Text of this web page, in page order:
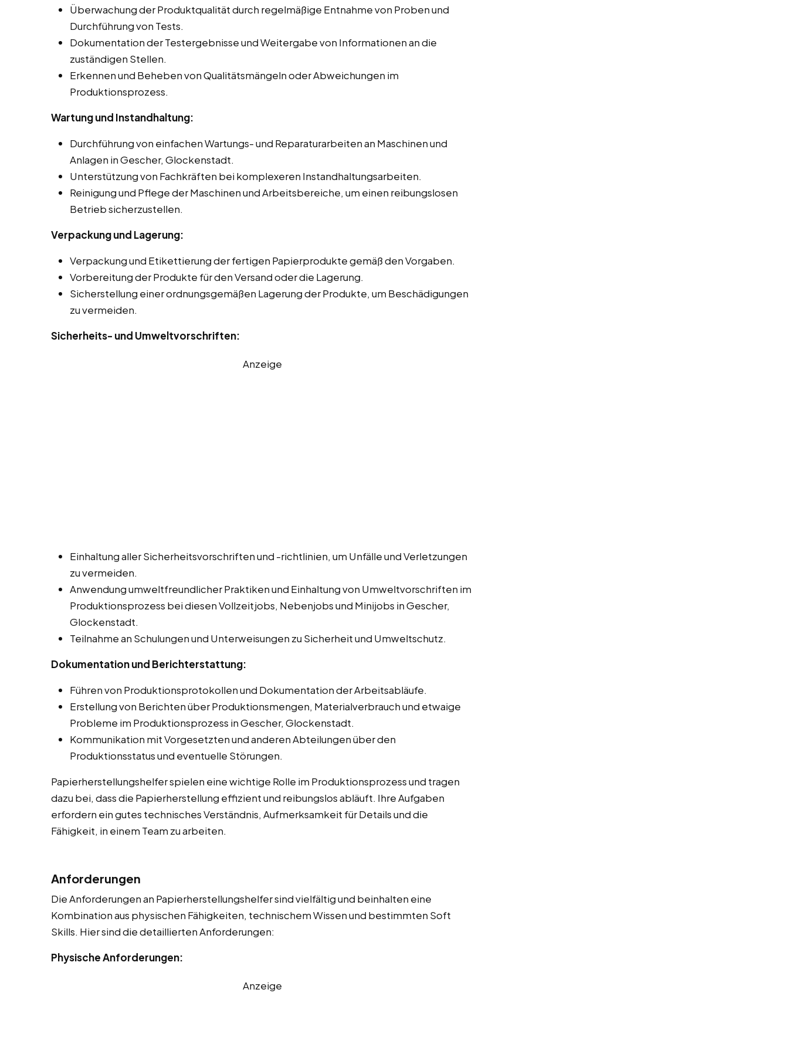
Überwachung der Produktqualität durch regelmäßige Entnahme von Proben und
Durchführung von Tests.
Dokumentation der Testergebnisse und Weitergabe von Informationen an die
zuständigen Stellen.
Erkennen und Beheben von Qualitätsmängeln oder Abweichungen im
Produktionsprozess.
Wartung und Instandhaltung:
Durchführung von einfachen Wartungs- und Reparaturarbeiten an Maschinen und
Anlagen in Gescher, Glockenstadt.
Unterstützung von Fachkräften bei komplexeren Instandhaltungsarbeiten.
Reinigung und Pflege der Maschinen und Arbeitsbereiche, um einen reibungslosen
Betrieb sicherzustellen.
Verpackung und Lagerung:
Verpackung und Etikettierung der fertigen Papierprodukte gemäß den Vorgaben.
Vorbereitung der Produkte für den Versand oder die Lagerung.
Sicherstellung einer ordnungsgemäßen Lagerung der Produkte, um Beschädigungen
zu vermeiden.
Sicherheits- und Umweltvorschriften:
Anzeige
Einhaltung aller Sicherheitsvorschriften und -richtlinien, um Unfälle und Verletzungen
zu vermeiden.
Anwendung umweltfreundlicher Praktiken und Einhaltung von Umweltvorschriften im
Produktionsprozess bei diesen Vollzeitjobs, Nebenjobs und Minijobs in Gescher,
Glockenstadt.
Teilnahme an Schulungen und Unterweisungen zu Sicherheit und Umweltschutz.
Dokumentation und Berichterstattung:
Führen von Produktionsprotokollen und Dokumentation der Arbeitsabläufe.
Erstellung von Berichten über Produktionsmengen, Materialverbrauch und etwaige
Probleme im Produktionsprozess in Gescher, Glockenstadt.
Kommunikation mit Vorgesetzten und anderen Abteilungen über den
Produktionsstatus und eventuelle Störungen.
Papierherstellungshelfer spielen eine wichtige Rolle im Produktionsprozess und tragen
dazu bei, dass die Papierherstellung effizient und reibungslos abläuft. Ihre Aufgaben
erfordern ein gutes technisches Verständnis, Aufmerksamkeit für Details und die
Fähigkeit, in einem Team zu arbeiten.
Anforderungen
Die Anforderungen an Papierherstellungshelfer sind vielfältig und beinhalten eine
Kombination aus physischen Fähigkeiten, technischem Wissen und bestimmten Soft
Skills. Hier sind die detaillierten Anforderungen:
Physische Anforderungen:
Anzeige